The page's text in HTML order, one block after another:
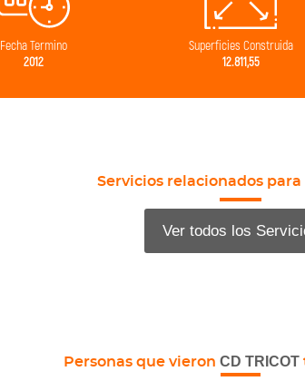
Fecha Termino
2012
Superficies Construida
12.811,55
Servicios relacionados para
Ver todos los
Personas que vieron CD TRICOT